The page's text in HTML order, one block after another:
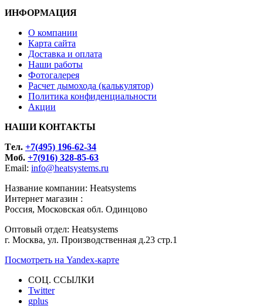
ИНФОРМАЦИЯ
О компании
Карта сайта
Доставка и оплата
Наши работы
Фотогалерея
Расчет дымохода (калькулятор)
Политика конфиденциальности
Акции
НАШИ КОНТАКТЫ
Tел. +7(495) 196-62-34
Моб. +7(916) 328-85-63
Email: info@heatsystems.ru
Название компании: Heatsystems
Интернет магазин :
Россия, Московская обл. Одинцово
Оптовый отдел: Heatsystems
г. Москва, ул. Производственная д.23 стр.1
Посмотреть на Yandex-карте
СОЦ. ССЫЛКИ
Twitter
gplus